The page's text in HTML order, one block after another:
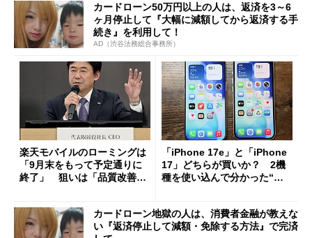
カードローン50万円以上の人は、返済を3～6
ヶ月停止して『大幅に減額してから返済する手
続き』を利用して！
AD（渋谷法務総合事務所）
楽天モバイルのローミングは
「9月末をもって予定通りに
終了」 狙いは「品質改善」
も
「iPhone 17e」と「iPhone
17」どちらが買いか？ 2機
種を使い込んで分かった“ス
カードローン地獄の人は、消費者金融が教えな
い『返済停止して減額・免除する方法』で完済